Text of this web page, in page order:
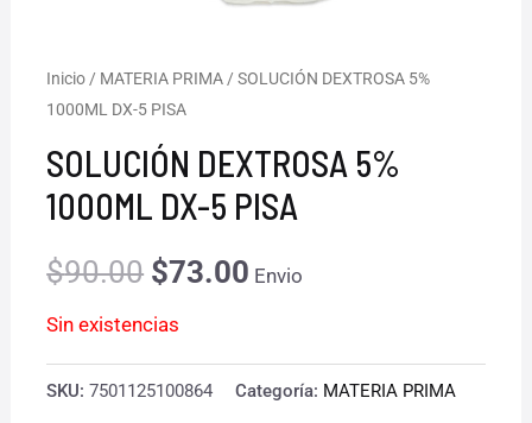
Inicio / MATERIA PRIMA / SOLUCIÓN DEXTROSA 5%
1000ML DX-5 PISA
SOLUCIÓN DEXTROSA 5%
1000ML DX-5 PISA
$90.00
El
precio
original
era:
$90.00.
$73.00
El
precio
actual
Envio
Sin existencias
SKU:7501125100864 Categoría: MATERIA PRIMA